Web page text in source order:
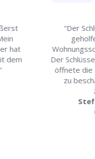
hat
dem
“Der
Der
öffnete die
zu